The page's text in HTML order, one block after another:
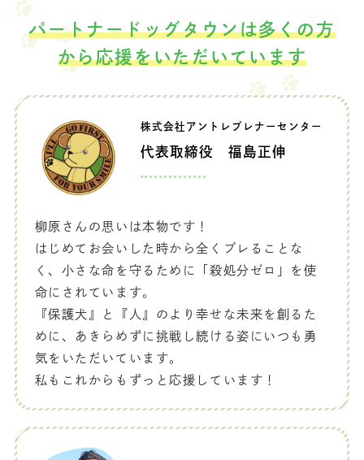
パートナードッグタウンは多くの方
から応援をいただいています
株式会社アントレプレナーセンター
代表取締役 福島正伸
柳原さんの思いは本物です！
はじめてお会いした時から全くブレることな
く、小さな命を守るために「殺処分ゼロ」を使
命にされています。
『保護犬』と『人』のより幸せな未来を創るた
めに、あきらめずに挑戦し続ける姿にいつも勇
気をいただいています。
私もこれからもずっと応援しています！